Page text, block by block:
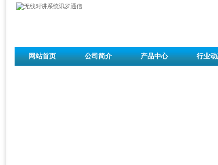
网站首页 公司简介 产品中心 行业